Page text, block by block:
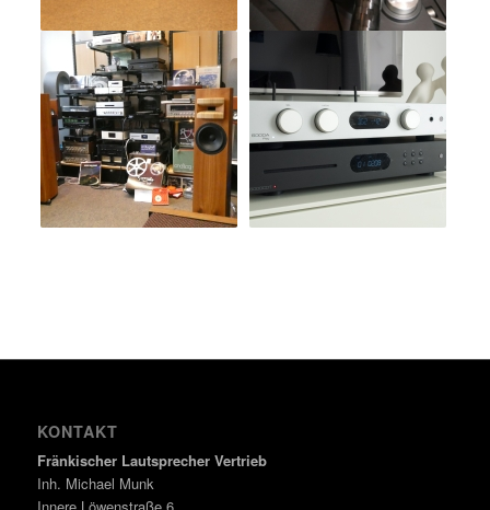
KONTAKT
Fränkischer Lautsprecher Vertrieb
Inh. Michael Munk
Innere Löwenstraße 6